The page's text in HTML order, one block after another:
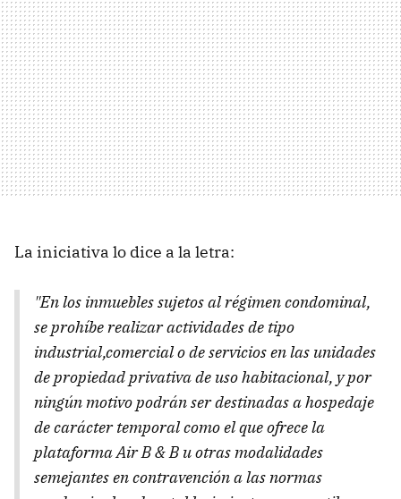
La iniciativa lo dice a la letra:
"En los inmuebles sujetos al régimen condominal,
se prohíbe realizar actividades de tipo
industrial,comercial o de servicios en las unidades
de propiedad privativa de uso habitacional, y por
ningún motivo podrán ser destinadas a hospedaje
de carácter temporal como el que ofrece la
plataforma Air B & B u otras modalidades
semejantes en contravención a las normas